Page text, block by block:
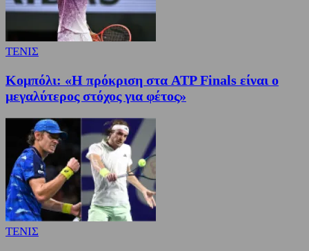
ΤΕΝΙΣ
Κομπόλι: «Η πρόκριση στα ATP Finals είναι ο
μεγαλύτερος στόχος για φέτος»
ΤΕΝΙΣ